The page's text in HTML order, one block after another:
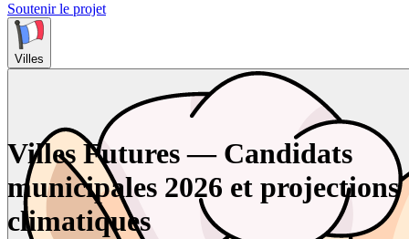
Soutenir le projet
Villes
Villes Futures — Candidats
municipales 2026 et projections
climatiques